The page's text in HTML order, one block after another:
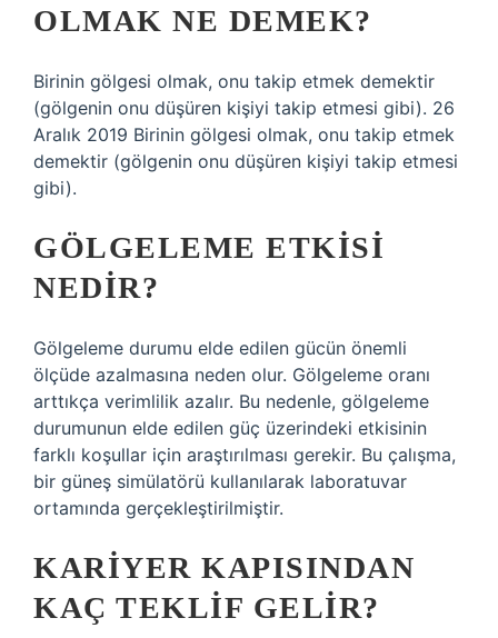
OLMAK NE DEMEK?
Birinin gölgesi olmak, onu takip etmek demektir
(gölgenin onu düşüren kişiyi takip etmesi gibi). 26
Aralık 2019 Birinin gölgesi olmak, onu takip etmek
demektir (gölgenin onu düşüren kişiyi takip etmesi
gibi).
GÖLGELEME ETKISI
NEDIR?
Gölgeleme durumu elde edilen gücün önemli
ölçüde azalmasına neden olur. Gölgeleme oranı
arttıkça verimlilik azalır. Bu nedenle, gölgeleme
durumunun elde edilen güç üzerindeki etkisinin
farklı koşullar için araştırılması gerekir. Bu çalışma,
bir güneş simülatörü kullanılarak laboratuvar
ortamında gerçekleştirilmiştir.
KARIYER KAPISINDAN
KAÇ TEKLIF GELIR?